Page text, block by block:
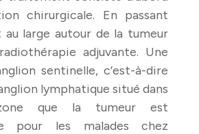
chirurgicale. En passant
large autour de la tumeur
adjuvante. Une
sentinelle, c’est-à-dire
lymphatique situé dans
que la tumeur est
pour les malades chez